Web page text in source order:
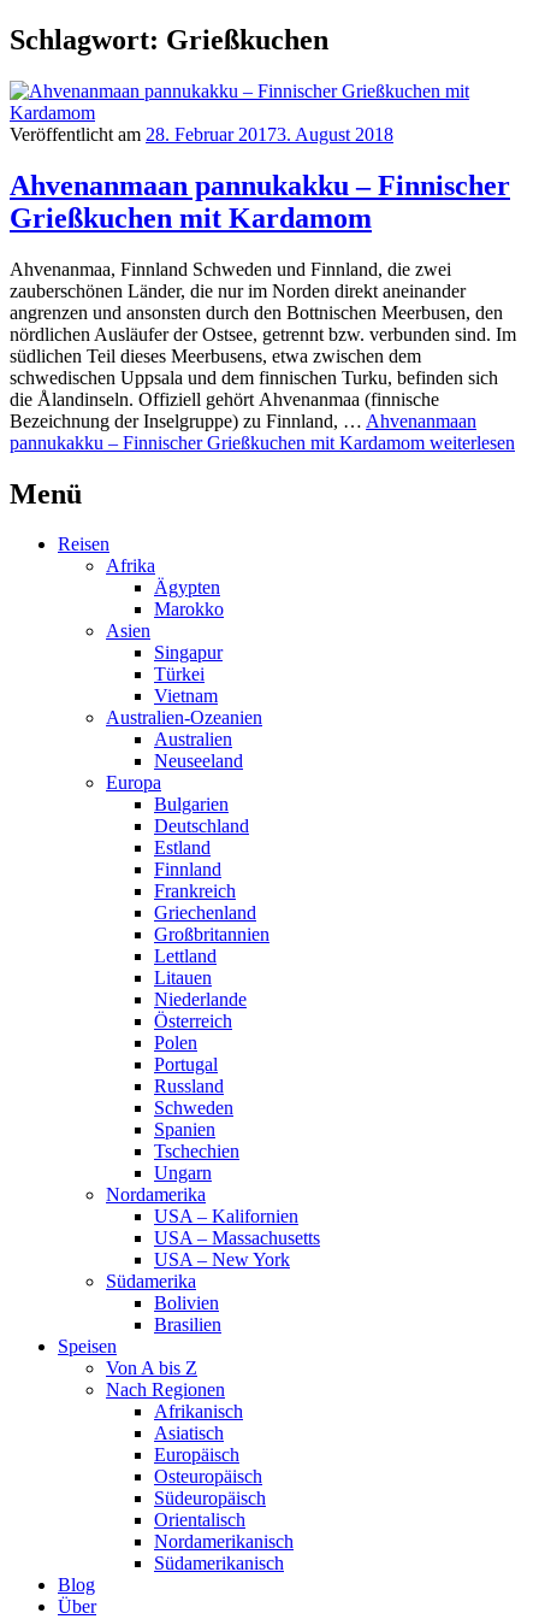
Schlagwort: Grießkuchen
Veröffentlicht am 28. Februar 20173. August 2018
Ahvenanmaan pannukakku – Finnischer
Grießkuchen mit Kardamom
Ahvenanmaa, Finnland Schweden und Finnland, die zwei
zauberschönen Länder, die nur im Norden direkt aneinander
angrenzen und ansonsten durch den Bottnischen Meerbusen, den
nördlichen Ausläufer der Ostsee, getrennt bzw. verbunden sind. Im
südlichen Teil dieses Meerbusens, etwa zwischen dem
schwedischen Uppsala und dem finnischen Turku, befinden sich
die Ålandinseln. Offiziell gehört Ahvenanmaa (finnische
Bezeichnung der Inselgruppe) zu Finnland, … Ahvenanmaan
pannukakku – Finnischer Grießkuchen mit Kardamom weiterlesen
Menü
Reisen
Afrika
Ägypten
Marokko
Asien
Singapur
Türkei
Vietnam
Australien-Ozeanien
Australien
Neuseeland
Europa
Bulgarien
Deutschland
Estland
Finnland
Frankreich
Griechenland
Großbritannien
Lettland
Litauen
Niederlande
Österreich
Polen
Portugal
Russland
Schweden
Spanien
Tschechien
Ungarn
Nordamerika
USA – Kalifornien
USA – Massachusetts
USA – New York
Südamerika
Bolivien
Brasilien
Speisen
Von A bis Z
Nach Regionen
Afrikanisch
Asiatisch
Europäisch
Osteuropäisch
Südeuropäisch
Orientalisch
Nordamerikanisch
Südamerikanisch
Blog
Über